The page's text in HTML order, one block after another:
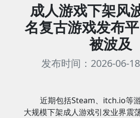
成人游戏下架风
名复古游戏发布
被波及
发布时间：2026-06-
近期包括Steam、itch.io等
大规模下架成人游戏引发业界震